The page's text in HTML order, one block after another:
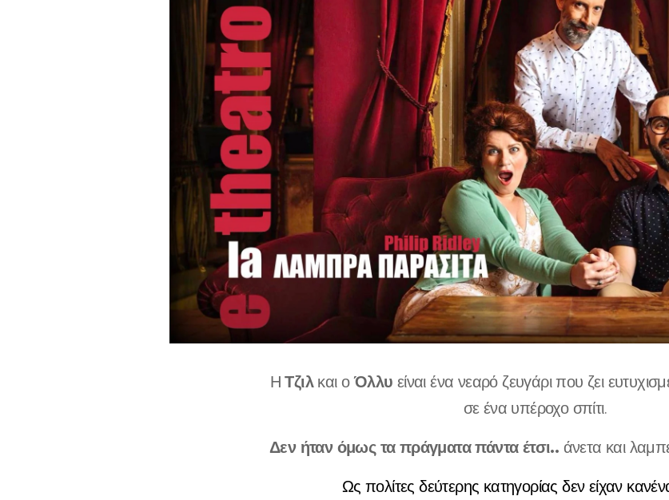
ΗΤζιλκαι οΌλλυ είναι ένα νεαρό ζευγάρι που ζει
σε ένα υπέροχο σπίτι.
Δεν ήταν όμως τα πράγματα πάντα έτσι.. άνετα και
Ως πολίτες δεύτερης κατηγορίας δεν είχαν